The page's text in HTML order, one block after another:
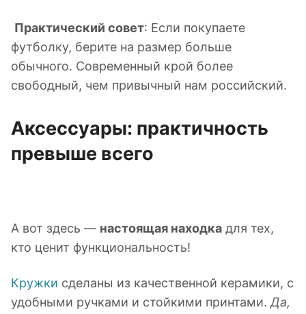
Практический совет: Если покупаете
футболку, берите на размер больше
обычного. Современный крой более
свободный, чем привычный нам российский.
Аксессуары: практичность
превыше всего
А вот здесь — настоящая находка для тех,
кто ценит функциональность!
Кружки сделаны из качественной керамики, с
удобными ручками и стойкими принтами. Да,